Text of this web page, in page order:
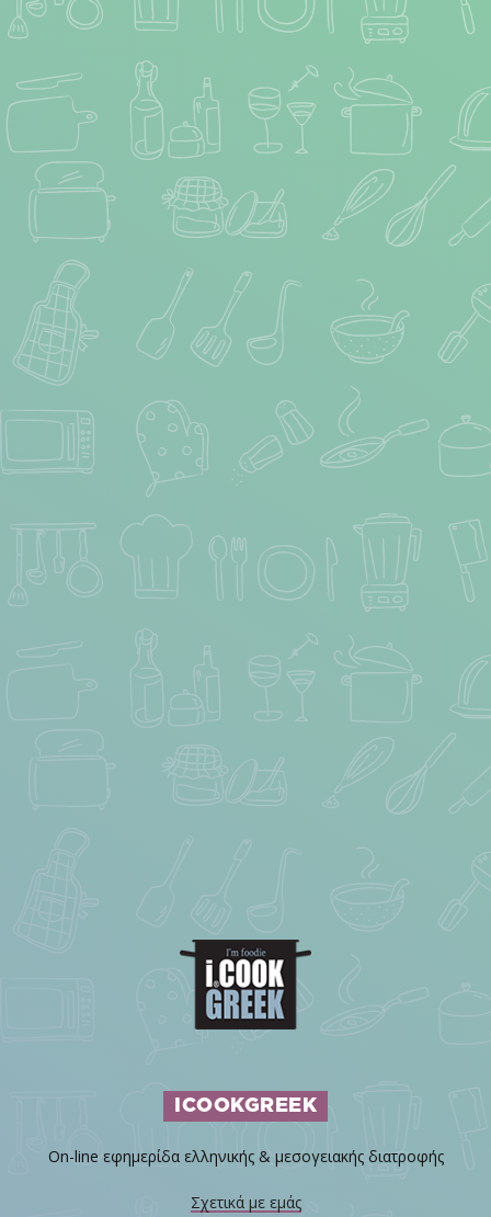
ICOOKGREEK
On-line εφημερίδα ελληνικής & μεσογειακής διατροφής
Σχετικά με εμάς